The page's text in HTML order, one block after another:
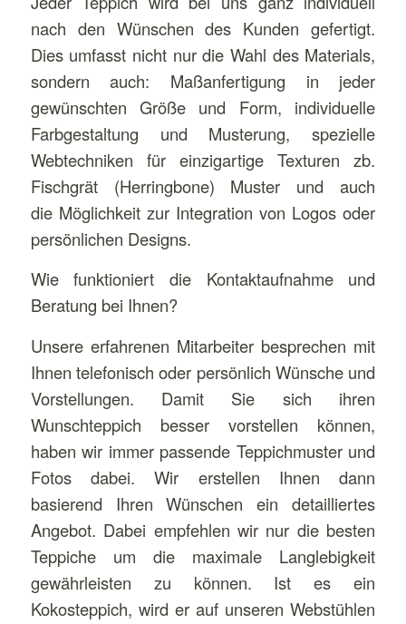
nach den Wünschen des Kunden gefertigt.
Dies umfasst nicht nur die Wahl des Materials,
sondern auch: Maßanfertigung in jeder
gewünschten Größe und Form, individuelle
Farbgestaltung und Musterung, spezielle
Webtechniken für einzigartige Texturen zb.
Fischgrät (Herringbone) Muster und auch
die Möglichkeit zur Integration von Logos oder
persönlichen Designs.
Wie funktioniert die Kontaktaufnahme und
Beratung bei Ihnen?
Unsere erfahrenen Mitarbeiter besprechen mit
Ihnen telefonisch oder persönlich Wünsche und
Vorstellungen. Damit Sie sich ihren
Wunschteppich besser vorstellen können,
haben wir immer passende Teppichmuster und
Fotos dabei. Wir erstellen Ihnen dann
basierend Ihren Wünschen ein detailliertes
Angebot. Dabei empfehlen wir nur die besten
Teppiche um die maximale Langlebigkeit
gewährleisten zu können. Ist es ein
Kokosteppich, wird er auf unseren Webstühlen